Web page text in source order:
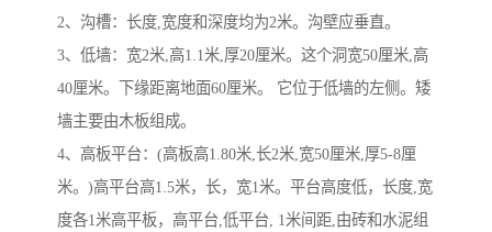
2、沟槽：长度,宽度和深度均为2米。沟壁应垂直。
3、低墙：宽2米,高1.1米,厚20厘米。这个洞宽50厘米,高
40厘米。下缘距离地面60厘米。 它位于低墙的左侧。矮
墙主要由木板组成。
4、高板平台：(高板高1.80米,长2米,宽50厘米,厚5-8厘
米。)高平台高1.5米，长，宽1米。平台高度低，长度,宽
度各1米高平板，高平台,低平台, 1米间距,由砖和水泥组